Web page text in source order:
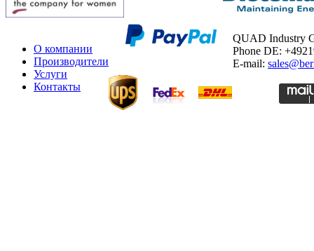
О компании
Производители
Услуги
Контакты
QUAD Industry
Phone DE:
E-mail: